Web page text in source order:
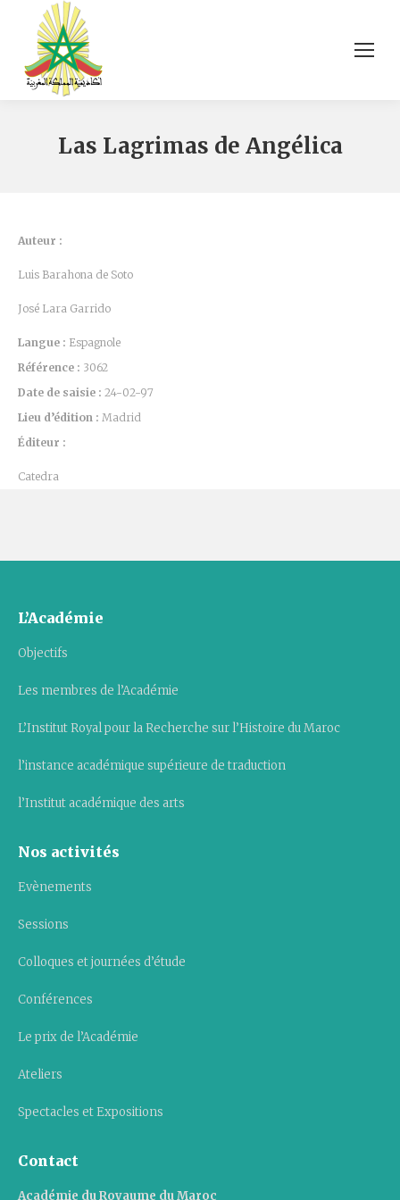
Las Lagrimas de Angélica
Auteur :
Luis Barahona de Soto
José Lara Garrido
Langue : Espagnole
Référence : 3062
Date de saisie : 24-02-97
Lieu d’édition : Madrid
Éditeur :
Catedra
L’Académie
Objectifs
Les membres de l’Académie
L’Institut Royal pour la Recherche sur l’Histoire du Maroc
l’instance académique supérieure de traduction
l’Institut académique des arts
Nos activités
Evènements
Sessions
Colloques et journées d’étude
Conférences
Le prix de l’Académie
Ateliers
Spectacles et Expositions
Contact
Académie du Royaume du Maroc